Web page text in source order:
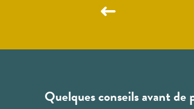
Quelques conseils avant de